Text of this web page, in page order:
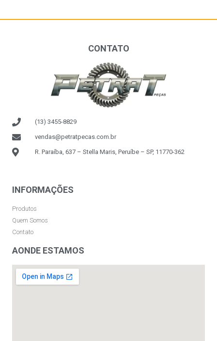
CONTATO
(13) 3455-8829
vendas@petratpecas.com.br
R. Paraíba, 637 – Stella Maris, Peruíbe – SP, 11770-362
INFORMAÇÕES
Produtos
Quem Somos
Contato
AONDE ESTAMOS